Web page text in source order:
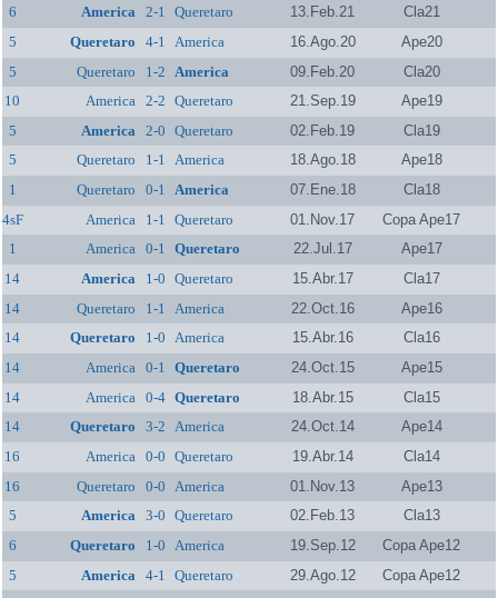
6
America 2-1 Queretaro 13.Feb.21
Cla21
5
Queretaro 4-1 America 16.Ago.20
Ape20
5
Queretaro 1-2 America 09.Feb.20
Cla20
10
America 2-2 Queretaro 21.Sep.19
Ape19
5
America 2-0 Queretaro 02.Feb.19
Cla19
5
Queretaro 1-1 America 18.Ago.18
Ape18
1
Queretaro 0-1 America 07.Ene.18
Cla18
4sF
America 1-1 Queretaro 01.Nov.17
Copa Ape17
1
America 0-1 Queretaro 22.Jul.17
Ape17
14
America 1-0 Queretaro 15.Abr.17
Cla17
14
Queretaro 1-1 America 22.Oct.16
Ape16
14
Queretaro 1-0 America 15.Abr.16
Cla16
14
America 0-1 Queretaro 24.Oct.15
Ape15
14
America 0-4 Queretaro 18.Abr.15
Cla15
14
Queretaro 3-2 America 24.Oct.14
Ape14
16
America 0-0 Queretaro 19.Abr.14
Cla14
16
Queretaro 0-0 America 01.Nov.13
Ape13
5
America 3-0 Queretaro 02.Feb.13
Cla13
6
Queretaro 1-0 America 19.Sep.12
Copa Ape12
5
America 4-1 Queretaro 29.Ago.12
Copa Ape12